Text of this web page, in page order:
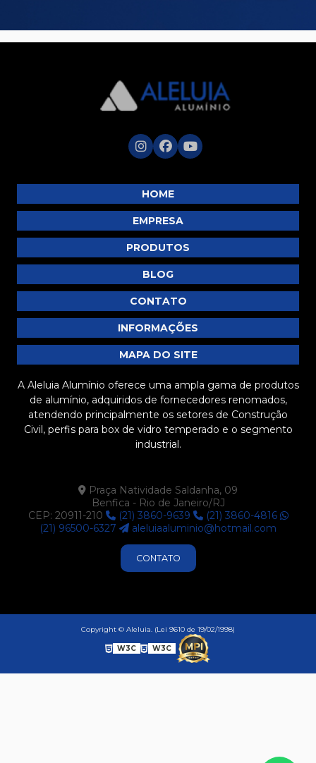
MP378
MP395
MP396
MP397
MP404
MP409
MP415
HOME
EMPRESA
PRODUTOS
BLOG
CONTATO
INFORMAÇÕES
MAPA DO SITE
A Aleluia Alumínio oferece uma ampla gama de produtos
de alumínio, adquiridos de fornecedores renomados,
atendendo principalmente os setores de Construção
Civil, perfis para box de vidro temperado e o segmento
industrial.
Praça Natividade Saldanha, 09
Benfica - Rio de Janeiro/RJ
CEP: 20911-210
(21) 3860-9639
(21) 3860-4816
(21) 96500-6327
aleluiaaluminio@hotmail.com
CONTATO
Copyright © Aleluia. (Lei 9610 de 19/02/1998)
W3C W3C